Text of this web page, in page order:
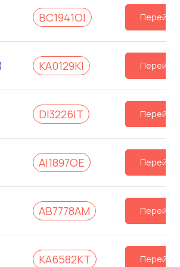
BC1941OI Перейти
KA0129KI Перейти
DI3226IT Перейти
AI1897OE Перейти
AB7778AM Перейти
KA6582KT Перейти